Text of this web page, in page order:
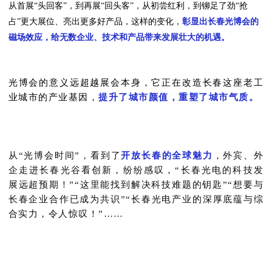
从首展“头回客”，到再展“回头客”，从初尝红利，到铆足了劲“抢
占”更大展位、亮出更多好产品，这样的变化， 彰显出长春光博会的
磁场效应，给无数企业、技术和产品带来发展壮大的机遇。
光博会的意义远超越展会本身，它正在改造长春这座老工
业城市的产业基因，提升了城市颜值，重塑了城市气质。
从“光博会时间”，看到了开放长春的全球魅力 ，外宾、外
企走进长春光谷看创新，纷纷感叹，“长春光电的科技发
展远超预期！”“这里能找到解决科技难题的钥匙”“想要与
长春企业合作已成为共识”“长春光电产业的深厚底蕴与综
合实力，令人惊叹！”……